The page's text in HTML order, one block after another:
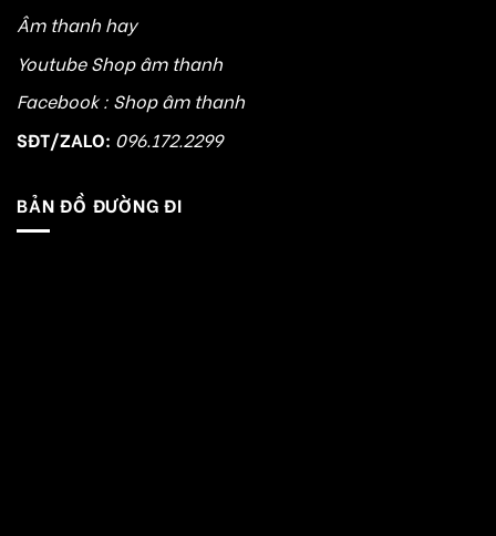
Âm thanh hay
Youtube Shop âm thanh
Facebook : Shop âm thanh
SĐT/ZALO: 096.172.2299
BẢN ĐỒ ĐƯỜNG ĐI